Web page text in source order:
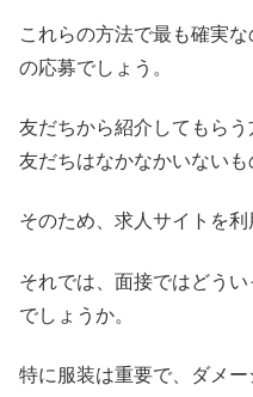
これらの方法で最も確実
の応募でしょう。
友だちから紹介してもら
友だちはなかなかいないも
そのため、求人サイトを利
それでは、面接ではどう
でしょうか。
特に服装は重要で、ダメ